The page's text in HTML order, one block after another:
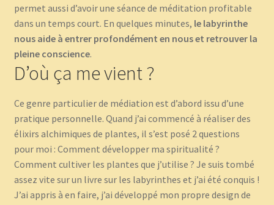
permet aussi d’avoir une séance de méditation profitable
dans un temps court. En quelques minutes, le labyrinthe
nous aide à entrer profondément en nous et retrouver la
pleine conscience.
D’où ça me vient ?
Ce genre particulier de médiation est d’abord issu d’une
pratique personnelle. Quand j’ai commencé à réaliser des
élixirs alchimiques de plantes, il s’est posé 2 questions
pour moi : Comment développer ma spiritualité ?
Comment cultiver les plantes que j’utilise ? Je suis tombé
assez vite sur un livre sur les labyrinthes et j’ai été conquis !
J’ai appris à en faire, j’ai développé mon propre design de